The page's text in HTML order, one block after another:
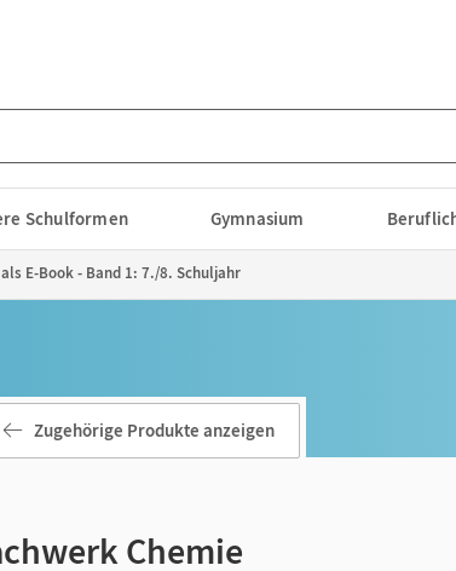
Schulformen Gymnasium
E-Book - Band 1: 7./8. Schuljahr
Zugehörige Produkte anzeigen
Chemie